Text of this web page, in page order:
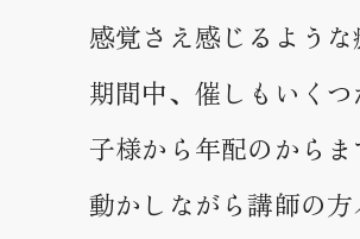
感覚さえ感じるよう
期間中、催しもいく
子様から年配のから
動かしながら講師の